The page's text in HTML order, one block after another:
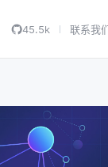
45.5k 联系我